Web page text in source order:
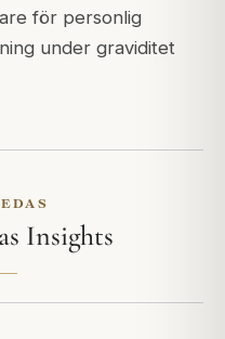
för personlig
under graviditet
Insights